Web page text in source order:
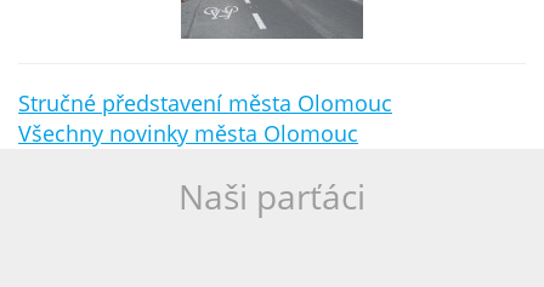
Stručné představení města Olomouc
Všechny novinky města Olomouc
Naši parťáci